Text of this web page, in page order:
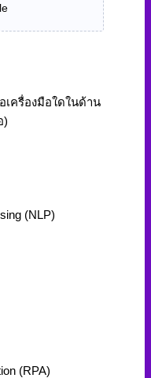
ครื่องมือใดในด้าน
)
(NLP)
(RPA)